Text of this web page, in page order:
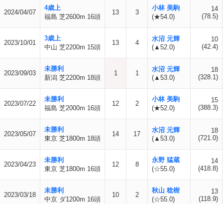
2024/04/07
4歳上
福島 芝2600m 16頭
13 3
小林 美駒
(★54.0)
14
(78.5)
2023/10/01
3歳上
中山 芝2200m 15頭
13 4
水沼 元輝
(▲52.0)
10
(42.4)
2023/09/03
未勝利
新潟 芝2200m 18頭
1 1
水沼 元輝
(▲53.0)
18
(328.1)
2023/07/22
未勝利
福島 芝2000m 16頭
12 2
小林 美駒
(★52.0)
15
(388.3)
2023/05/07
未勝利
東京 芝1800m 18頭
14 17
水沼 元輝
(▲53.0)
18
(721.0)
2023/04/23
未勝利
東京 芝1800m 16頭
12 8
永野 猛蔵
(☆55.0)
14
(418.8)
2023/03/18
未勝利
中京 ダ1200m 16頭
10 2
秋山 稔樹
(☆55.0)
13
(118.9)